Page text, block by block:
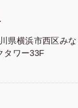
県横浜市西区み
タワー33F